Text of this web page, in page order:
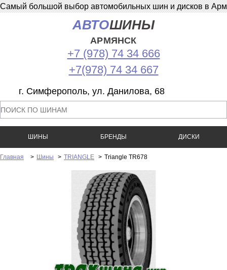
Самый большой выбор автомобильных шин и дисков в
АВТОШИНЫ
АРМЯНСК
+7 (978) 74 34 666
+7(978) 74 34 667
г. Симферополь, ул. Данилова, 68
ШИНЫ БРЕНДЫ ДИСКИ
Главная > Шины > TRIANGLE > Triangle TR678